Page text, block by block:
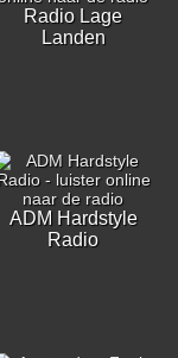
Radio Lage
Landen
ADM Hardstyle
Radio